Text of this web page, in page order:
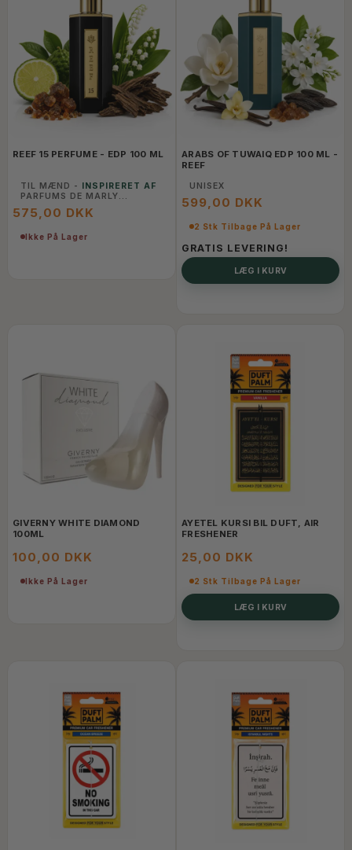
REEF 15 PERFUME - EDP 100 ML
TIL MÆND - INSPIRERET AF
PARFUMS DE MARLY
PERCIVAL
575,00 DKK
Ikke På Lager
ARABS OF TUWAIQ EDP 100 ML -
REEF
UNISEX
599,00 DKK
2 Stk Tilbage På Lager
GRATIS LEVERING!
LÆG I KURV
GIVERNY WHITE DIAMOND
100ML
100,00 DKK
Ikke På Lager
AYETEL KURSI BIL DUFT, AIR
FRESHENER
25,00 DKK
2 Stk Tilbage På Lager
LÆG I KURV